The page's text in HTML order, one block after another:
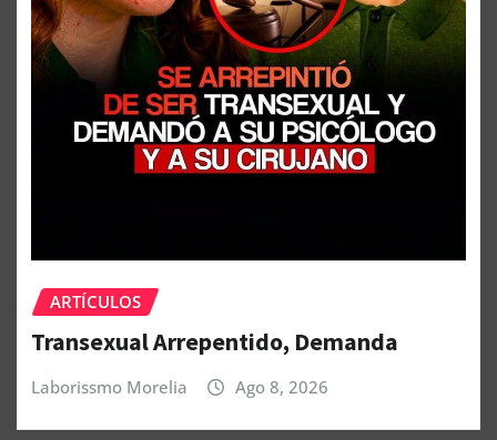
ARTÍCULOS
Transexual Arrepentido, Demanda
Laborissmo Morelia Ago 8, 2026